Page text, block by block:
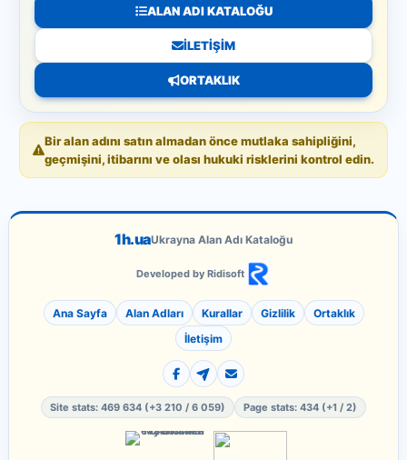
ALAN ADI KATALOĞU
İLETIŞIM
ORTAKLIK
Bir alan adını satın almadan önce mutlaka sahipliğini,
geçmişini, itibarını ve olası hukuki risklerini kontrol edin.
1h.uaUkrayna Alan Adı Kataloğu
Developed by Ridisoft
Ana Sayfa Alan Adları Kurallar Gizlilik
Ortaklık
İletişim
Site stats: 469 634 (+3 210 / 6 059) Page stats: 434 (+1 / 2)